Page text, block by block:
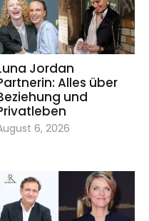
Jordan
Alles über
und
6, 2026